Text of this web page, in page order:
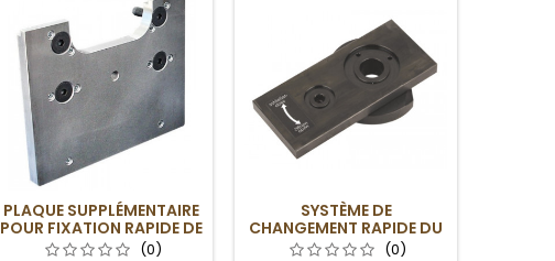
PLAQUE SUPPLÉMENTAIRE
POUR FIXATION RAPIDE DE
LA RALLONGE(0)
SYSTÈME DE
CHANGEMENT RAPIDE DU
PORTE-OUTIL
(0)